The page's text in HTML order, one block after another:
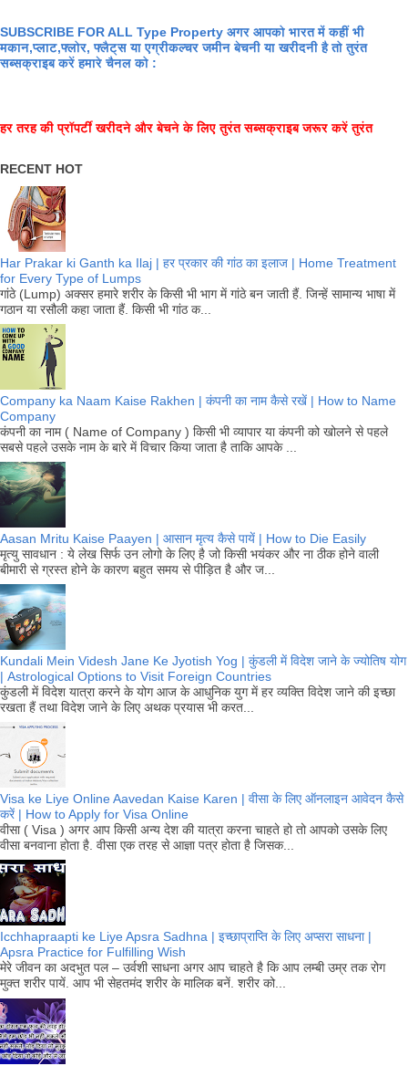
SUBSCRIBE FOR ALL Type Property अगर आपको भारत में कहीं भी
मकान,प्लाट,फ्लोर, फ्लैट्स या एग्रीकल्चर जमीन बेचनी या खरीदनी है तो तुरंत
सब्सक्राइब करें हमारे चैनल को :
हर तरह की प्रॉपर्टी खरीदने और बेचने के लिए तुरंत सब्सक्राइब जरूर करें तुरंत
RECENT HOT
Har Prakar ki Ganth ka Ilaj | हर प्रकार की गांठ का इलाज | Home Treatment
for Every Type of Lumps
गांठे (Lump) अक्सर हमारे शरीर के किसी भी भाग में गांठे बन जाती हैं. जिन्हें सामान्य भाषा में
गठान या रसौली कहा जाता हैं. किसी भी गांठ क...
Company ka Naam Kaise Rakhen | कंपनी का नाम कैसे रखें | How to Name
Company
कंपनी का नाम ( Name of Company ) किसी भी व्यापार या कंपनी को खोलने से पहले
सबसे पहले उसके नाम के बारे में विचार किया जाता है ताकि आपके ...
Aasan Mritu Kaise Paayen | आसान मृत्य कैसे पायें | How to Die Easily
मृत्यु सावधान : ये लेख सिर्फ उन लोगो के लिए है जो किसी भयंकर और ना ठीक होने वाली
बीमारी से ग्रस्त होने के कारण बहुत समय से पीड़ित है और ज...
Kundali Mein Videsh Jane Ke Jyotish Yog | कुंडली में विदेश जाने के ज्योतिष योग
| Astrological Options to Visit Foreign Countries
कुंडली में विदेश यात्रा करने के योग आज के आधुनिक युग में हर व्यक्ति विदेश जाने की इच्छा
रखता हैं तथा विदेश जाने के लिए अथक प्रयास भी करत...
Visa ke Liye Online Aavedan Kaise Karen | वीसा के लिए ऑनलाइन आवेदन कैसे
करें | How to Apply for Visa Online
वीसा ( Visa ) अगर आप किसी अन्य देश की यात्रा करना चाहते हो तो आपको उसके लिए
वीसा बनवाना होता है. वीसा एक तरह से आज्ञा पत्र होता है जिसक...
Icchhapraapti ke Liye Apsra Sadhna | इच्छाप्राप्ति के लिए अप्सरा साधना |
Apsra Practice for Fulfilling Wish
मेरे जीवन का अदभुत पल – उर्वशी साधना अगर आप चाहते है कि आप लम्बी उम्र तक रोग
मुक्त शरीर पायें. आप भी सेहतमंद शरीर के मालिक बनें. शरीर को...